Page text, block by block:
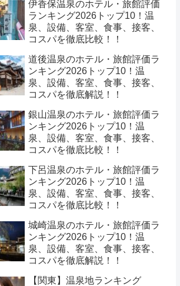
伊香保温泉のホテル・旅館評価
ランキング2026トップ10！温
泉、設備、客室、食事、接客、
コスパを徹底比較！！
道後温泉のホテル・旅館評価ラ
ンキング2026トップ10！温
泉、設備、客室、食事、接客、
コスパを徹底解説！！
銀山温泉のホテル・旅館評価ラ
ンキング2026トップ10！温
泉、設備、客室、食事、接客、
コスパを徹底比較！！
下呂温泉のホテル・旅館評価ラ
ンキング2026トップ10！温
泉、設備、客室、食事、接客、
コスパを徹底比較！！
城崎温泉のホテル・旅館評価ラ
ンキング2026トップ10！温
泉、設備、客室、食事、接客、
コスパを徹底解説！！
【関東】温泉地ランキング